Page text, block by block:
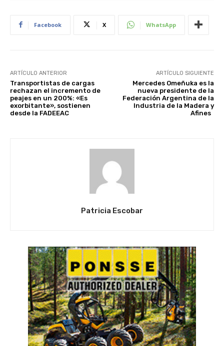
Facebook X WhatsApp
ARTÍCULO ANTERIOR
Transportistas de cargas
rechazan el incremento de
peajes en un 200%: «Es
exorbitante», sostienen
desde la FADEEAC
ARTÍCULO SIGUIENTE
Mercedes Omeñuka es la
nueva presidente de la
Federación Argentina de la
Industria de la Madera y
Afines
Patricia Escobar